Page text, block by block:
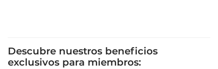
Descubre nuestros beneficios
exclusivos para miembros: